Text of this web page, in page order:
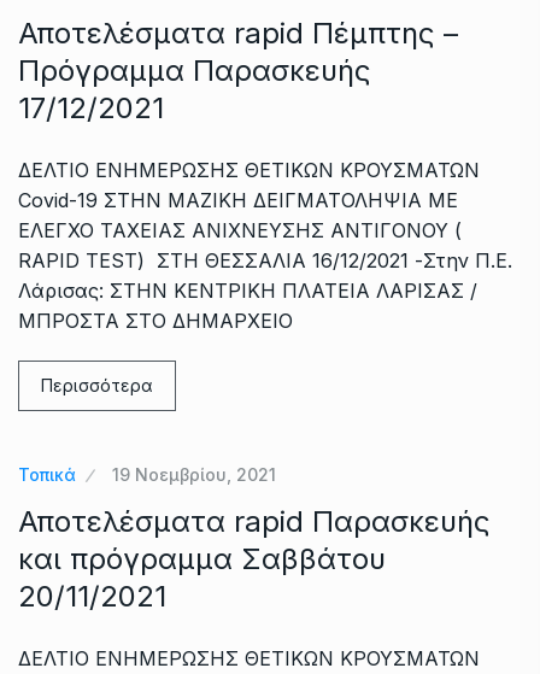
Αποτελέσματα rapid Πέμπτης –
Πρόγραμμα Παρασκευής
17/12/2021
ΔΕΛΤΙΟ ΕΝΗΜΕΡΩΣΗΣ ΘΕΤΙΚΩΝ ΚΡΟΥΣΜΑΤΩΝ
Covid-19 ΣΤΗΝ ΜΑΖΙΚΗ ΔΕΙΓΜΑΤΟΛΗΨΙΑ ΜΕ
ΕΛΕΓΧΟ ΤΑΧΕΙΑΣ ΑΝΙΧΝΕΥΣΗΣ ΑΝΤΙΓΟΝΟΥ (
RAPID TEST) ΣΤΗ ΘΕΣΣΑΛΙΑ 16/12/2021 -Στην Π.Ε.
Λάρισας: ΣΤΗΝ ΚΕΝΤΡΙΚΗ ΠΛΑΤΕΙΑ ΛΑΡΙΣΑΣ /
ΜΠΡΟΣΤΑ ΣΤΟ ΔΗΜΑΡΧΕΙΟ
Περισσότερα
Τοπικά 19 Νοεμβρίου, 2021
Αποτελέσματα rapid Παρασκευής
και πρόγραμμα Σαββάτου
20/11/2021
ΔΕΛΤΙΟ ΕΝΗΜΕΡΩΣΗΣ ΘΕΤΙΚΩΝ ΚΡΟΥΣΜΑΤΩΝ